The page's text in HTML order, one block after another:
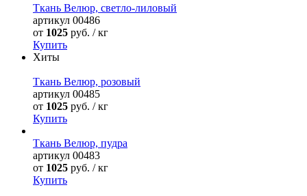
Ткань Велюр, светло-лиловый
артикул 00486
от 1025 руб. / кг
Купить
Хиты
Ткань Велюр, розовый
артикул 00485
от 1025 руб. / кг
Купить
Ткань Велюр, пудра
артикул 00483
от 1025 руб. / кг
Купить